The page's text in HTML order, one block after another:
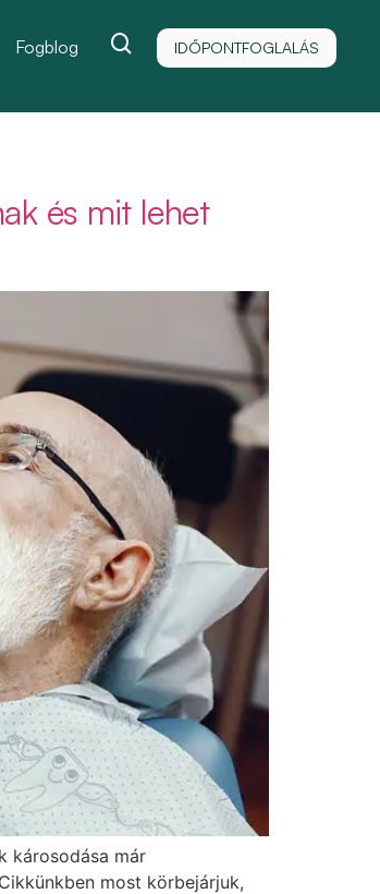
Fogblog IDŐPONTFOGLALÁS
és mit lehet
károsodása már
most körbejárjuk,